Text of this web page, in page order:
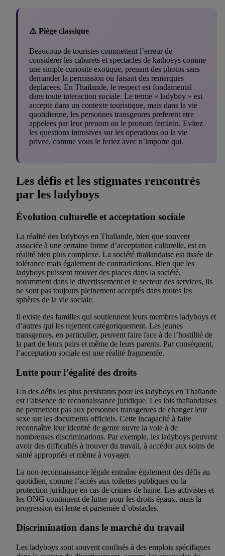
⚠️ Piège classique
Beaucoup de touristes commettent l’erreur de
considerer les cabarets et spectacles de kathoeys comme
une simple curiosite exotique, prenant des photos sans
demander la permission ou faisant des remarques
deplacees. En Thailande, le respect est fondamental
dans toute interaction sociale. Le terme « ladyboy » est
accepte dans un contexte touristique, mais dans la vie
quotidienne, les personnes transgenres preferent etre
appelees par leur prenom ou le pronom feminin. Evitez
les questions intrusives sur les operations ou la vie
privee, comme vous le feriez avec n’importe qui.
Les défis et les stigmates rencontrés
par les ladyboys
Évolution culturelle et acceptation sociale
La réalité des ladyboys en Thaïlande, bien que souvent
associée à une certaine forme d’acceptation culturelle, est en
réalité bien plus complexe. La société thaïlandaise est tissée de
tolérance mais également de contradictions. Bien que les
ladyboys puissent trouver des places dans la société,
notamment dans le divertissement et le secteur des services, ils
ne sont pas toujours pleinement acceptés dans toutes les
sphères de la vie sociale.
Il existe des familles qui soutiennent leurs membres ladyboys et
d’autres qui les rejettent catégoriquement. Les jeunes
transgenres, en particulier, peuvent faire face à de l’hostilité de
la part de leurs pairs et même de leurs parents. Par conséquent,
l’acceptation sociale est une réalité fragmentée.
Lutte pour l’égalité des droits
Un des défis les plus persistants pour les ladyboys en Thaïlande
est l’absence de reconnaissance juridique. Les lois thaïlandaises
ne permettent pas aux personnes transgenres de changer leur
sexe sur les documents officiels. Cette incapacité à faire
reconnaître leur identité de genre ouvre la voie à de
nombreuses discriminations. Par exemple, les ladyboys peuvent
avoir des difficultés à trouver du travail, à accéder aux soins de
santé appropriés et même à voyager.
La non-reconnaissance légale entraîne également des défis au
quotidien, comme l’accès aux toilettes publiques ou la
protection juridique en cas de crimes de haine. Les activistes et
les ONG continuent de lutter pour les droits égaux, mais la
progression est lente et parsemée d’obstacles.
Discrimination dans le marché du travail
Les ladyboys sont souvent confinés à des emplois spécifiques